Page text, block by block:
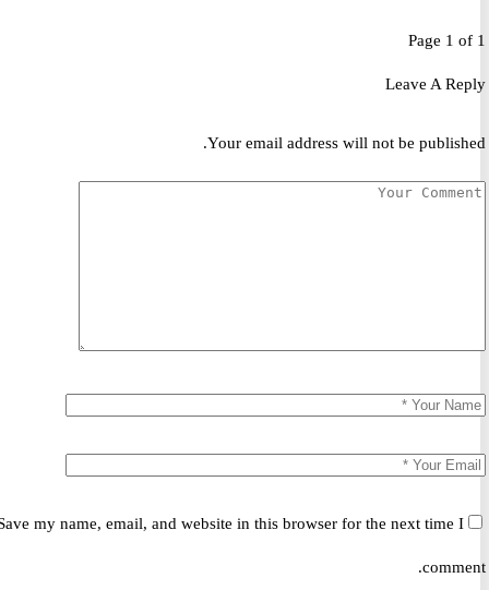
Page 1
Leave A
Your email address will not be
Save my name, email, and website in this browser for the next time